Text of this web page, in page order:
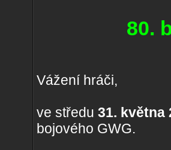
80.
Vážení hráči,
ve středu 31. května
bojového GWG.